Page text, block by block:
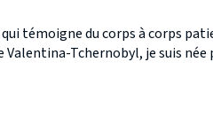
témoigne du corps à corps
Valentina-Tchernobyl, je suis née